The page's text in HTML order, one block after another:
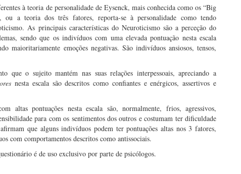
à teoria de personalidade de Eysenck, mais conhecida como os “Big
a teoria dos três fatores, reporta-se à personalidade como tendo
As principais características do Neuroticismo são a perceção do
sendo que os indivíduos com uma elevada pontuação nesta escala
maioritariamente emoções negativas. São indivíduos ansiosos, tensos,
que o sujeito mantém nas suas relações interpessoais, apreciando a
nesta escala são descritos como confiantes e enérgicos, assertivos e
altas pontuações nesta escala são, normalmente, frios, agressivos,
para com os sentimentos dos outros e costumam ter dificuldade
que alguns indivíduos podem ter pontuações altas nos 3 fatores,
com comportamentos descritos como antissociais.
é de uso exclusivo por parte de psicólogos.